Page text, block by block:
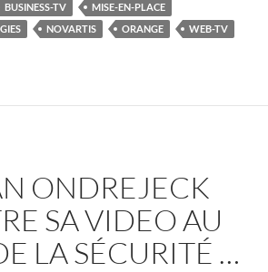
BUSINESS-TV
MISE-EN-PLACE
NOVARTIS ORANGE
WEB-TV
ONDREJECK
SA VIDEO AU
LA SÉCURITÉ …